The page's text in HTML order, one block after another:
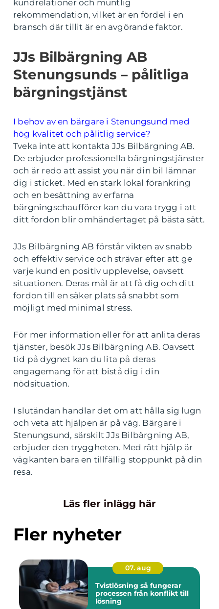
kundrelationer och muntlig
rekommendation, vilket är en fördel i en
bransch där tillit är en avgörande faktor.
JJs Bilbärgning AB
Stenungsunds – pålitliga
bärgningstjänst
I behov av en bärgare i Stenungsund med
hög kvalitet och pålitlig service?
Tveka inte att kontakta JJs Bilbärgning AB.
De erbjuder professionella bärgningstjänster
och är redo att assist you när din bil lämnar
dig i sticket. Med en stark lokal förankring
och en besättning av erfarna
bärgningschaufförer kan du vara trygg i att
ditt fordon blir omhändertaget på bästa sätt.
JJs Bilbärgning AB förstår vikten av snabb
och effektiv service och strävar efter att ge
varje kund en positiv upplevelse, oavsett
situationen. Deras mål är att få dig och ditt
fordon till en säker plats så snabbt som
möjligt med minimal stress.
För mer information eller för att anlita deras
tjänster, besök JJs Bilbärgning AB. Oavsett
tid på dygnet kan du lita på deras
engagemang för att bistå dig i din
nödsituation.
I slutändan handlar det om att hålla sig lugn
och veta att hjälpen är på väg. Bärgare i
Stenungsund, särskilt JJs Bilbärgning AB,
erbjuder den tryggheten. Med rätt hjälp är
vägkanten bara en tillfällig stoppunkt på din
resa.
Läs fler inlägg här
Fler nyheter
07. aug
Tvistlösning så fungerar
processen från konflikt till
lösning